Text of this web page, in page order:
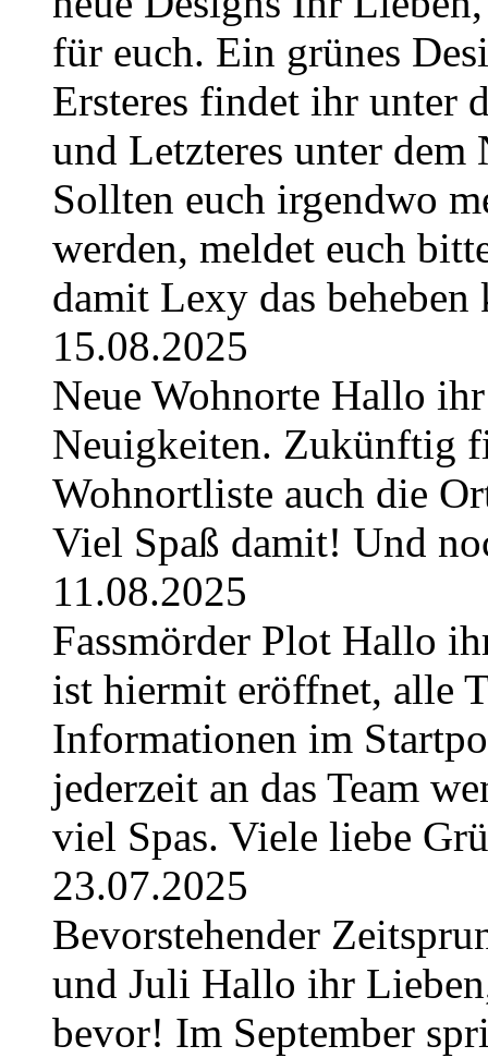
für euch. Ein grünes
Ersteres findet ihr unter
und Letzteres unter
Sollten euch irgendwo
werden, meldet euch
damit Lexy das beheben
15.08.2025
Neue Wohnorte Hallo
Neuigkeiten. Zukünftig
Wohnortliste auch die
Viel Spaß damit! Und
11.08.2025
Fassmörder Plot Hallo
ist hiermit eröffnet, alle
Informationen im
jederzeit an das Team
viel Spas. Viele liebe
23.07.2025
Bevorstehender
und Juli Hallo ihr
bevor! Im September